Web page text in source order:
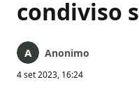
condiviso
Anonimo
4 set 2023, 16:24